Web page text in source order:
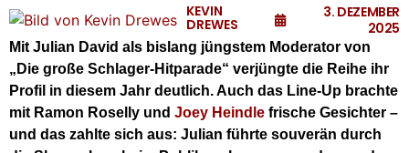
KEVIN
DREWES
3. DEZEMBER
2025
Mit Julian David als bislang jüngstem Moderator von
„Die große Schlager-Hitparade“ verjüngte die Reihe ihr
Profil in diesem Jahr deutlich. Auch das Line-Up brachte
mit Ramon Roselly und Joey Heindle frische Gesichter –
und das zahlte sich aus: Julian führte souverän durch